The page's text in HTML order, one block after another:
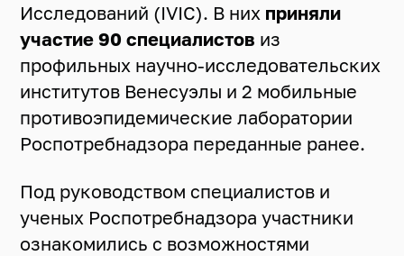
Исследований (IVIC). В них приняли
участие 90 специалистов из
профильных научно-исследовательских
институтов Венесуэлы и 2 мобильные
противоэпидемические лаборатории
Роспотребнадзора переданные ранее.
Под руководством специалистов и
ученых Роспотребнадзора участники
ознакомились с возможностями